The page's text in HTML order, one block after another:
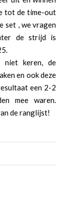
tot de time-out
set , we vragen
de strijd is
keren, de
en ook deze
een 2-2
mee waren.
de ranglijst!